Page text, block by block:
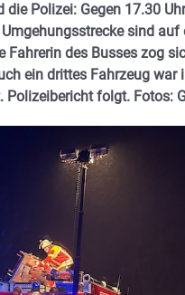
Polizei: Gegen 17.30
sind
des Busses zog
ein drittes Fahrzeug war
folgt. Fotos: